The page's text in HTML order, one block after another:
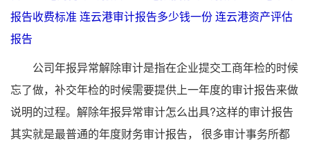
报告收费标准 连云港审计报告多少钱一份连云港资产评估
报告
公司年报异常解除审计是指在企业提交工商年检的时候
忘了做，补交年检的时候需要提供上一年度的审计报告来做
说明的过程。解除年报异常审计怎么出具?这样的审计报告
其实就是最普通的年度财务审计报告， 很多审计事务所都